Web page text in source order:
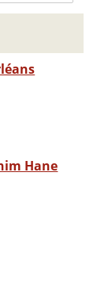
Hane